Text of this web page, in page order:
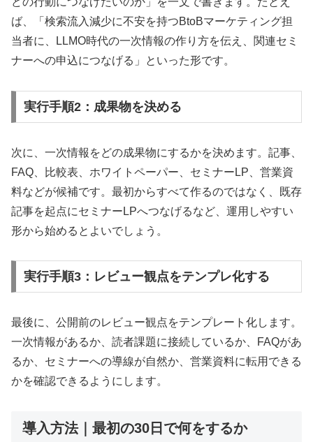
ば、「検索流入減少に不安を持つBtoBマーケティング担
当者に、LLMO時代の一次情報の作り方を伝え、関連セミ
ナーへの申込につなげる」といった形です。
実行手順2：成果物を決める
次に、一次情報をどの成果物にするかを決めます。記事、
FAQ、比較表、ホワイトペーパー、セミナーLP、営業資
料などが候補です。最初からすべて作るのではなく、既存
記事を起点にセミナーLPへつなげるなど、運用しやすい
形から始めるとよいでしょう。
実行手順3：レビュー観点をテンプレ化する
最後に、公開前のレビュー観点をテンプレート化します。
一次情報があるか、読者課題に接続しているか、FAQがあ
るか、セミナーへの導線が自然か、営業資料に転用できる
かを確認できるようにします。
導入方法｜最初の30日で何をするか